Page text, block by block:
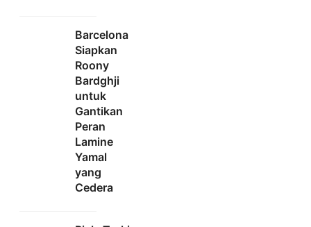
Barcelona
Siapkan
Roony
Bardghji
untuk
Gantikan
Peran
Lamine
Yamal
yang
Cedera